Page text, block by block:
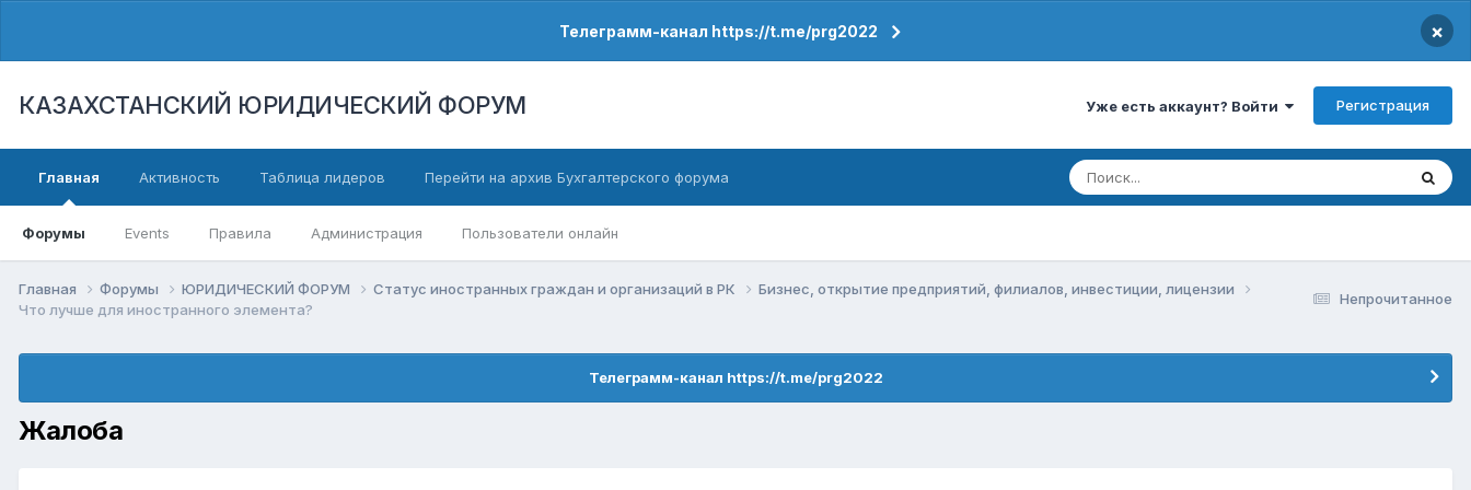
Телеграмм-канал https://t.me/prg2022 ×
КАЗАХСТАНСКИЙ ЮРИДИЧЕСКИЙ ФОРУМ Уже есть аккаунт? Войти Регистрация
Главная
Форумы Events Правила Администрация Пользователи онлайн
Активность Таблица лидеров Перейти на архив Бухгалтерского форума
Непрочитанное
Главная Форумы ЮРИДИЧЕСКИЙ ФОРУМ Статус иностранных граждан и организаций в РК
Бизнес, открытие предприятий, филиалов, инвестиции, лицензии
Что лучше для иностранного элемента?
Телеграмм-канал https://t.me/prg2022
Жалоба